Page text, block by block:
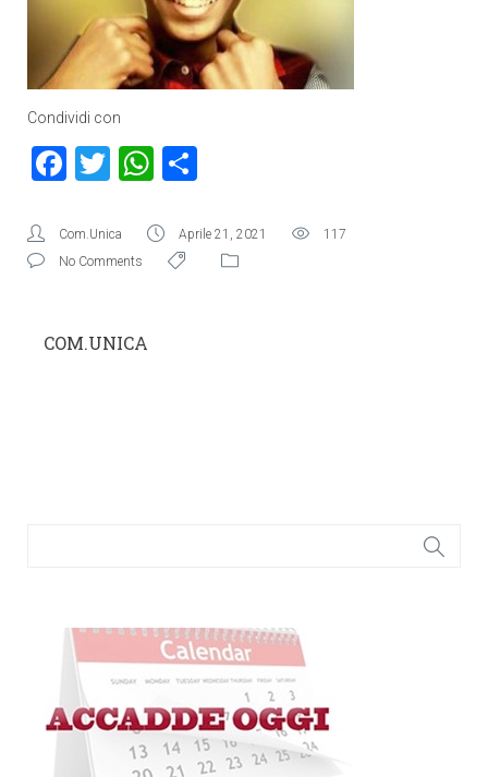
Condividi con
Facebook
TwitterWhatsApp
Com.Unica Aprile 21, 2021
117
No Comments
COM.UNICA